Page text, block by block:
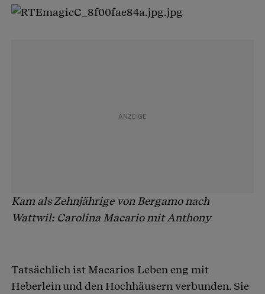
Kam als Zehnjährige von Bergamo nach
Wattwil: Carolina Macario mit Anthony
Tatsächlich ist Macarios Leben eng mit
Heberlein und den Hochhäusern verbunden. Sie